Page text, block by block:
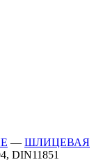
— ШЛИЦЕВАЯ
DIN11851